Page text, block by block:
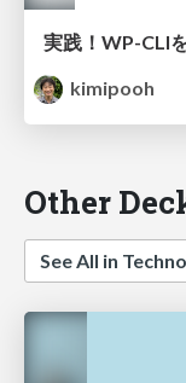
kimipooh
Other
See All in